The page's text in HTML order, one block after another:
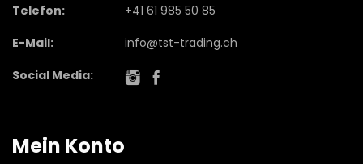
Telefon:
+41 61 985 50 85
E-Mail:
info@tst-trading.ch
Social Media:
Mein Konto